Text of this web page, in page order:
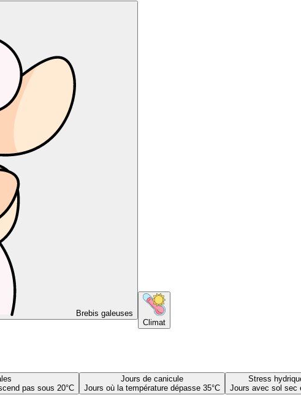
Brebis galeuses
Climat
pas sous 20°C
Jours de canicule
Jours où la température dépasse 35°C
Stress
Jours avec sol sec